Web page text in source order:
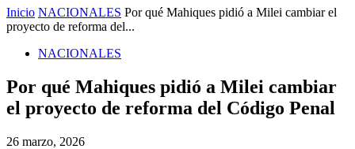
Inicio NACIONALES Por qué Mahiques pidió a Milei cambiar el
proyecto de reforma del...
NACIONALES
Por qué Mahiques pidió a Milei cambiar
el proyecto de reforma del Código Penal
26 marzo, 2026